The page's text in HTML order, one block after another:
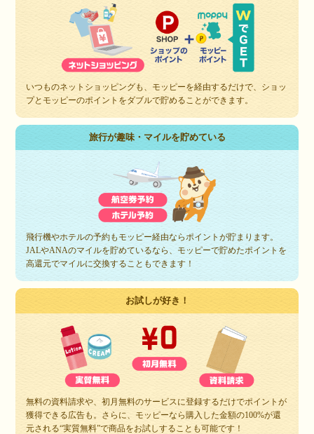
いつものネットショッピングも、モッピーを経由するだけで、ショッ
プとモッピーのポイントをダブルで貯めることができます。
旅行が趣味・マイルを貯めている
飛行機やホテルの予約もモッピー経由ならポイントが貯まります。
JALやANAのマイルを貯めているなら、モッピーで貯めたポイントを
高還元でマイルに交換することもできます！
お試しが好き！
無料の資料請求や、初月無料のサービスに登録するだけでポイントが
獲得できる広告も。さらに、モッピーなら購入した金額の100%が還
元される“実質無料”で商品をお試しすることも可能です！